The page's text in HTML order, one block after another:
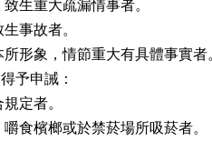
致生重大疏漏情事者。
生事故者。
所形象，情節重大有具體事實者
予申誡：
規定者。
嚼食檳榔或於禁菸場所吸菸者。